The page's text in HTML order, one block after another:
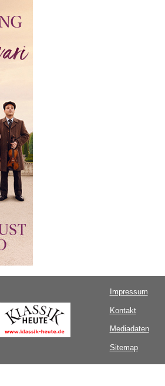
Impressum
Kontakt
Mediadaten
Sitemap